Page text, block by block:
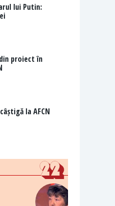
lui Putin:
proiect în
la AFCN